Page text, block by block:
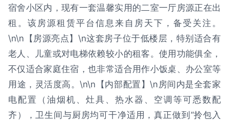
宿舍小区内，现有一套温馨实用的二室一厅房源正在出
租。该房源租赁平台信息来自房天下，备受关注。
\n\n【房源亮点】\n这套房子位于低楼层，特别适合有
老人、儿童或对电梯依赖较小的租客。使用功能俱全，
不仅适合家庭住宿，也非常适合用作小饭桌、办公室等
用途，灵活度高。\n\n【内部配置】\n房间内是全套家
电配置（油烟机、灶具、热水器、空调等可悉数配
齐），卫生间与厨房均可干净适用，真正做到“拎包入